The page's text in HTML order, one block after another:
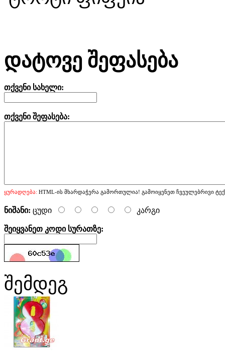
დატოვე შეფასება
თქვენი სახელი:
თქვენი შეფასება:
ყურადღება: HTML-ის მხარდაჭერა გამორთულია! გამოიყენეთ ჩვეულებრივი
ნიშანი: ცუდი კარგი
შეიყვანეთ კოდი სურათზე:
შემდეგ